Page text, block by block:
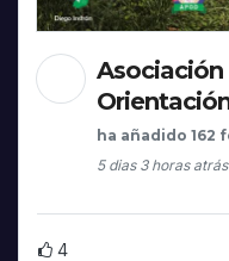
Asociación
ha añadido 162
5 dias 3 horas atrás
4